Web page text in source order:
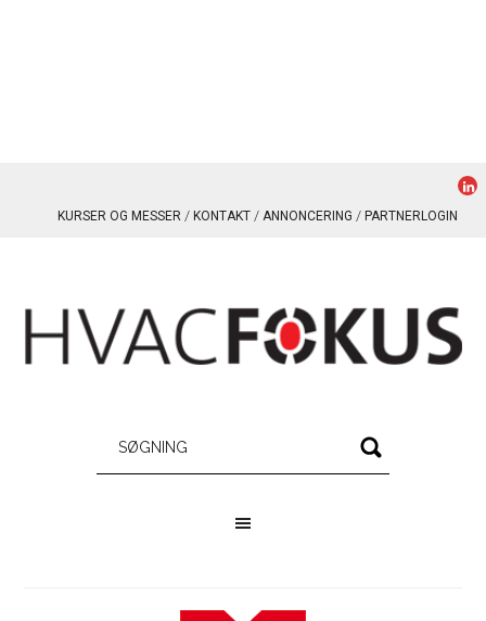
KURSER OG MESSER KONTAKT ANNONCERING PARTNERLOGIN